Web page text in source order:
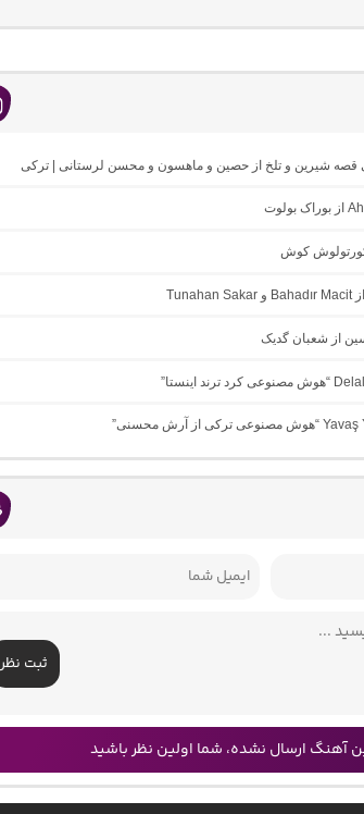
قصه شیرین و تلخ از حصین و ماهسون و محسن لرستانی | ترکی
از شعبان گدیک
ثبت نظر
آهنگ ارسال نشده، شما اولین نظر باشید